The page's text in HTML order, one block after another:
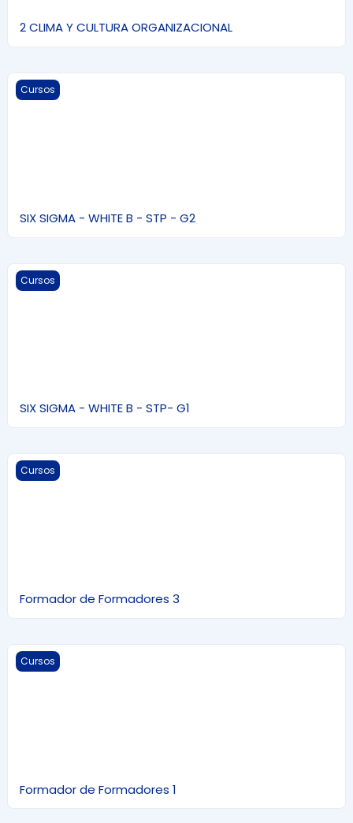
2 CLIMA Y CULTURA ORGANIZACIONAL
SIX SIGMA - WHITE B - STP - G2
Cursos
SIX SIGMA - WHITE B - STP - G2
SIX SIGMA - WHITE B - STP- G1
Cursos
SIX SIGMA - WHITE B - STP- G1
Formador de Formadores 3
Cursos
Formador de Formadores 3
Formador de Formadores 1
Cursos
Formador de Formadores 1